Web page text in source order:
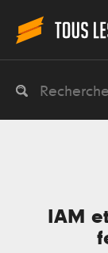
IAM